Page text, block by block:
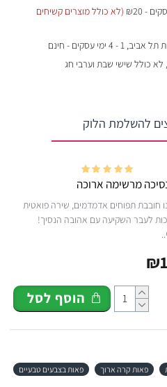
(לא כולל מוצרים קשיחים
עסקים - חינם
כולל שישי שבת וערבי חג
להשלמת הלוק
מרשימה ארוכה
חובבת תפוחים אדמדמים, שירה פואטית
לעבר השקיעה עם אהובה הנסיך!
הוסף לסל
פאות קרה ארוך פאות בצבעים טבעיים